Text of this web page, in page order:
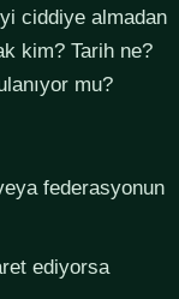
ciddiye almadan
kim? Tarih ne?
mu?
federasyonun
ediyorsa